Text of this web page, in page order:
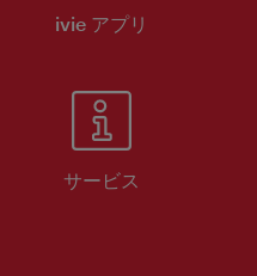
ivie アプリ
サービス